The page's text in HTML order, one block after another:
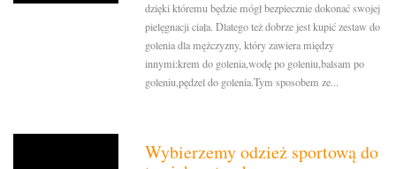
dzięki któremu będzie mógł bezpiecznie dokonać swojej
pielęgnacji ciała. Dlatego też dobrze jest kupić zestaw do
golenia dla mężczyzny, który zawiera między
innymi:krem do golenia,wodę po goleniu,balsam po
goleniu,pędzel do golenia.Tym sposobem ze...
Wybierzemy odzież sportową do